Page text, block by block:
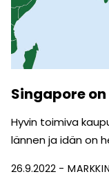
Singapore
Hyvin toimiva
lännen ja idän on
26.9.2022